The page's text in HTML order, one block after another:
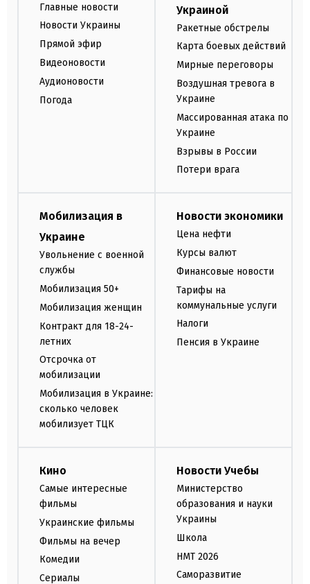
Главные новости
Новости Украины
Прямой эфир
Видеоновости
Аудионовости
Погода
Украиной
Ракетные обстрелы
Карта боевых действий
Мирные переговоры
Воздушная тревога в
Украине
Массированная атака по
Украине
Взрывы в России
Потери врага
Мобилизация в
Украине
Увольнение с военной
службы
Мобилизация 50+
Мобилизация женщин
Контракт для 18-24-
летних
Отсрочка от
мобилизации
Мобилизация в Украине:
сколько человек
мобилизует ТЦК
Новости экономики
Цена нефти
Курсы валют
Финансовые новости
Тарифы на
коммунальные услуги
Налоги
Пенсия в Украине
Кино
Самые интересные
фильмы
Украинские фильмы
Фильмы на вечер
Комедии
Сериалы
Новости Учебы
Министерство
образования и науки
Украины
Школа
НМТ 2026
Саморазвитие